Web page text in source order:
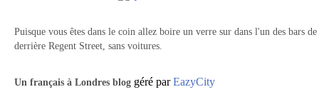
Puisque vous êtes dans le coin allez boire un verre sur dans l'un des bars de
derrière Regent Street, sans voitures.
Un français à Londres blog géré parEazyCity